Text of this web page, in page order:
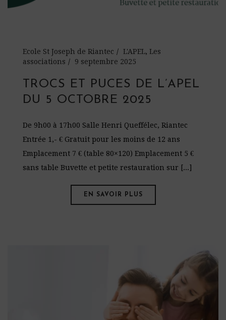
Ecole St Joseph de Riantec L'APEL, Les
associations
9 septembre 2025
TROCS ET PUCES DE L’APEL
DU 5 OCTOBRE 2025
De 9h00 à 17h00 Salle Henri Queffélec, Riantec
Entrée 1,- € Gratuit pour les moins de 12 ans
Emplacement 7 € (table 80×120) Emplacement 5 €
sans table Buvette et petite restauration sur [...]
EN SAVOIR PLUS